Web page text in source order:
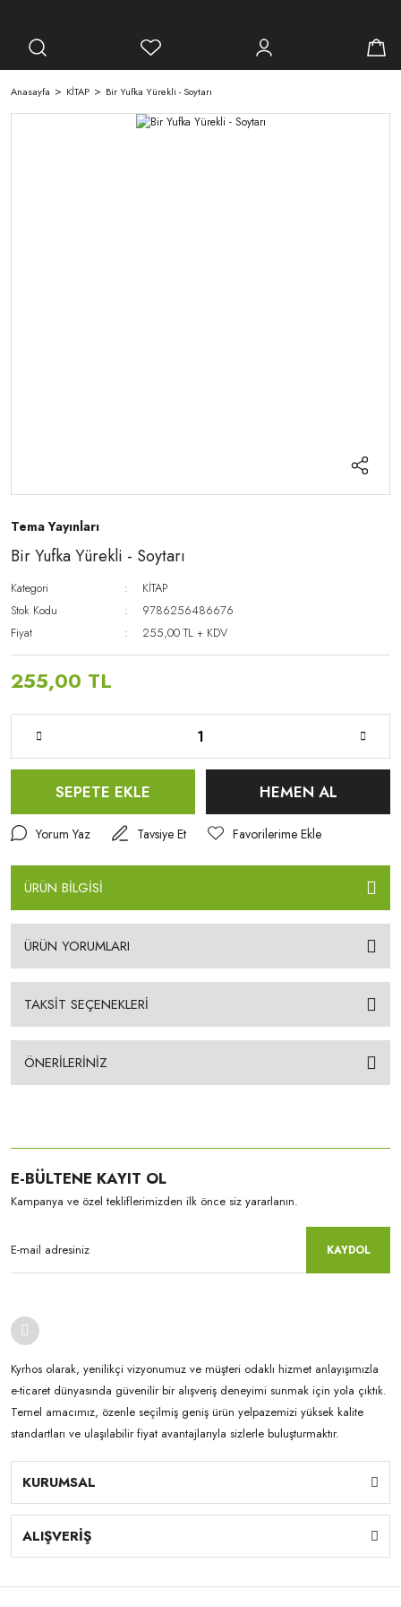
Anasayfa KİTAP Bir Yufka Yürekli - Soytarı
Tema Yayınları
Bir Yufka Yürekli - Soytarı
Kategori
KİTAP
Stok Kodu
9786256486676
Fiyat
255,00 TL + KDV
255,00 TL
SEPETE EKLE HEMEN AL
Yorum Yaz Tavsiye Et
ÜRÜN BİLGİSİ
ÜRÜN YORUMLARI
TAKSİT SEÇENEKLERİ
ÖNERİLERİNİZ
E-BÜLTENE KAYIT OL
Kampanya ve özel tekliflerimizden ilk önce siz yararlanın.
KAYDOL
Kyrhos olarak, yenilikçi vizyonumuz ve müşteri odaklı hizmet anlayışımızla
e-ticaret dünyasında güvenilir bir alışveriş deneyimi sunmak için yola çıktık.
Temel amacımız, özenle seçilmiş geniş ürün yelpazemizi yüksek kalite
standartları ve ulaşılabilir fiyat avantajlarıyla sizlerle buluşturmaktır.
KURUMSAL
ALIŞVERİŞ